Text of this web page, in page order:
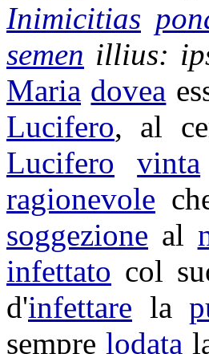
Inimicitias
semen illius:
Maria dovea
Lucifero, al
Lucifero
vinta
ragionevole
soggezione al
infettato col
d'infettare la
semprelodata